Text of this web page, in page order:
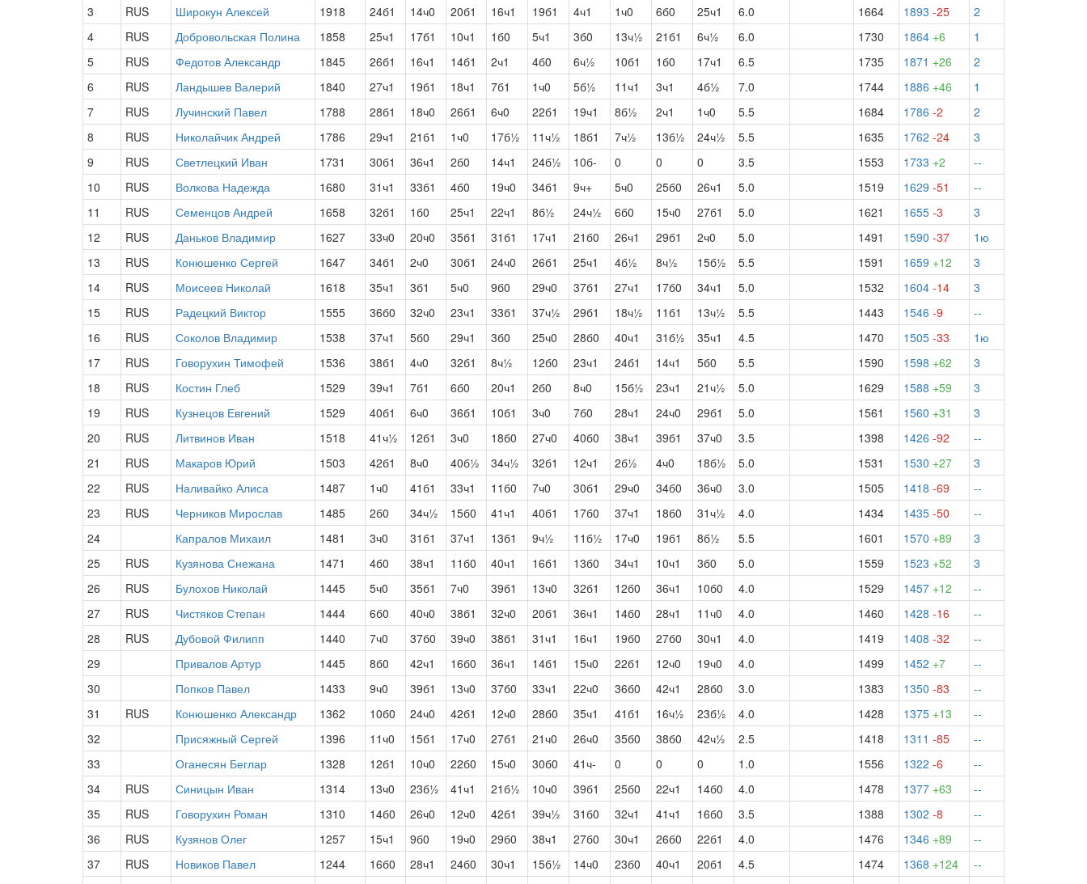
3
RUS Широкун Алексей 1918 24б1 14ч0 20б1 16ч1 19б1 4ч1 1ч0 6б0 25ч1 6.0 1664 1893 -25
2
4
RUS Добровольская Полина 1858 25ч1 17б1 10ч1 1б0 5ч1 3б0 13ч½ 21б1 6ч½ 6.0 1730 1864 +6
1
5
RUS Федотов Александр 1845 26б1 16ч1 14б1 2ч1 4б0 6ч½ 10б1 1б0 17ч1 6.5 1735 1871 +26
2
6
RUS Ландышев Валерий 1840 27ч1 19б1 18ч1 7б1 1ч0 5б½ 11ч1 3ч1 4б½ 7.0 1744 1886 +46
1
7
RUS Лучинский Павел 1788 28б1 18ч0 26б1 6ч0 22б1 19ч1 8б½ 2ч1 1ч0 5.5 1684 1786 -2
2
8
RUS Николайчик Андрей 1786 29ч1 21б1 1ч0 17б½ 11ч½ 18б1 7ч½ 13б½ 24ч½ 5.5 1635 1762 -24
3
9
RUS Светлецкий Иван 1731 30б1 36ч1 2б0 14ч1 24б½ 10б- 0 0 0 3.5 1553 1733 +2
--
10
RUS Волкова Надежда 1680 31ч1 33б1 4б0 19ч0 34б1 9ч+ 5ч0 25б0 26ч1 5.0 1519 1629 -51
--
11
RUS Семенцов Андрей 1658 32б1 1б0 25ч1 22ч1 8б½ 24ч½ 6б0 15ч0 27б1 5.0 1621 1655 -3
3
12
RUS Даньков Владимир 1627 33ч0 20ч0 35б1 31б1 17ч1 21б0 26ч1 29б1 2ч0 5.0 1491 1590 -37
1ю
13
RUS Конюшенко Сергей 1647 34б1 2ч0 30б1 24ч0 26б1 25ч1 4б½ 8ч½ 15б½ 5.5 1591 1659 +12
3
14
RUS Моисеев Николай 1618 35ч1 3б1 5ч0 9б0 29ч0 37б1 27ч1 17б0 34ч1 5.0 1532 1604 -14
3
15
RUS Радецкий Виктор 1555 36б0 32ч0 23ч1 33б1 37ч½ 29б1 18ч½ 11б1 13ч½ 5.5 1443 1546 -9
--
16
RUS Соколов Владимир 1538 37ч1 5б0 29ч1 3б0 25ч0 28б0 40ч1 31б½ 35ч1 4.5 1470 1505 -33
1ю
17
RUS Говорухин Тимофей 1536 38б1 4ч0 32б1 8ч½ 12б0 23ч1 24б1 14ч1 5б0 5.5 1590 1598 +62
3
18
RUS Костин Глеб 1529 39ч1 7б1 6б0 20ч1 2б0 8ч0 15б½ 23ч1 21ч½ 5.0 1629 1588 +59
3
19
RUS Кузнецов Евгений 1529 40б1 6ч0 36б1 10б1 3ч0 7б0 28ч1 24ч0 29б1 5.0 1561 1560 +31
3
20
RUS Литвинов Иван 1518 41ч½ 12б1 3ч0 18б0 27ч0 40б0 38ч1 39б1 37ч0 3.5 1398 1426 -92
--
21
RUS Макаров Юрий 1503 42б1 8ч0 40б½ 34ч½ 32б1 12ч1 2б½ 4ч0 18б½ 5.0 1531 1530 +27
3
22
RUS Наливайко Алиса 1487 1ч0 41б1 33ч1 11б0 7ч0 30б1 29ч0 34б0 36ч0 3.0 1505 1418 -69
--
23
RUS Черников Мирослав 1485 2б0 34ч½ 15б0 41ч1 40б1 17б0 37ч1 18б0 31ч½ 4.0 1434 1435 -50
--
24
Капралов Михаил 1481 3ч0 31б1 37ч1 13б1 9ч½ 11б½ 17ч0 19б1 8б½ 5.5 1601 1570 +89
3
25
RUS Кузянова Снежана 1471 4б0 38ч1 11б0 40ч1 16б1 13б0 34ч1 10ч1 3б0 5.0 1559 1523 +52
3
26
RUS Булохов Николай 1445 5ч0 35б1 7ч0 39б1 13ч0 32б1 12б0 36ч1 10б0 4.0 1529 1457 +12
--
27
RUS Чистяков Степан 1444 6б0 40ч0 38б1 32ч0 20б1 36ч1 14б0 28ч1 11ч0 4.0 1460 1428 -16
--
28
RUS Дубовой Филипп 1440 7ч0 37б0 39ч0 38б1 31ч1 16ч1 19б0 27б0 30ч1 4.0 1419 1408 -32
--
29
Привалов Артур 1445 8б0 42ч1 16б0 36ч1 14б1 15ч0 22б1 12ч0 19ч0 4.0 1499 1452 +7
--
30
Попков Павел 1433 9ч0 39б1 13ч0 37б0 33ч1 22ч0 36б0 42ч1 28б0 3.0 1383 1350 -83
--
31
RUS Конюшенко Александр 1362 10б0 24ч0 42б1 12ч0 28б0 35ч1 41б1 16ч½ 23б½ 4.0 1428 1375 +13
--
32
Присяжный Сергей 1396 11ч0 15б1 17ч0 27б1 21ч0 26ч0 35б0 38б0 42ч½ 2.5 1418 1311 -85
--
33
Оганесян Беглар 1328 12б1 10ч0 22б0 15ч0 30б0 41ч- 0 0 0 1.0 1556 1322 -6
--
34
RUS Синицын Иван 1314 13ч0 23б½ 41ч1 21б½ 10ч0 39б1 25б0 22ч1 14б0 4.0 1478 1377 +63
--
35
RUS Говорухин Роман 1310 14б0 26ч0 12ч0 42б1 39ч½ 31б0 32ч1 41ч1 16б0 3.5 1388 1302 -8
--
36
RUS Кузянов Олег 1257 15ч1 9б0 19ч0 29б0 38ч1 27б0 30ч1 26б0 22б1 4.0 1476 1346 +89
--
37
RUS Новиков Павел 1244 16б0 28ч1 24б0 30ч1 15б½ 14ч0 23б0 40ч1 20б1 4.5 1474 1368 +124
--